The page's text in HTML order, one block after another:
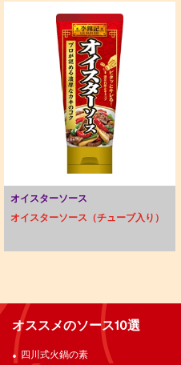
オイスターソース
オイスターソース（チューブ入り）
オススメのソース10選
四川式火鍋の素